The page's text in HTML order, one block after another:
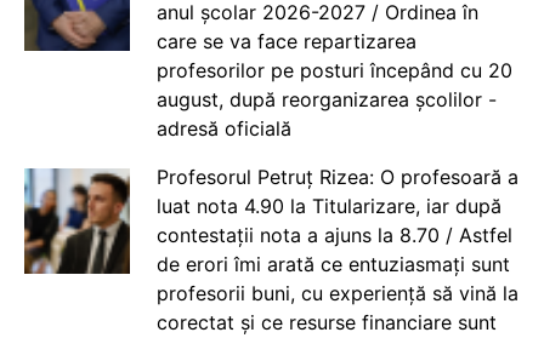
anul școlar 2026-2027 / Ordinea în
care se va face repartizarea
profesorilor pe posturi începând cu 20
august, după reorganizarea școlilor -
adresă oficială
Profesorul Petruț Rizea: O profesoară a
luat nota 4.90 la Titularizare, iar după
contestații nota a ajuns la 8.70 / Astfel
de erori îmi arată ce entuziasmați sunt
profesorii buni, cu experiență să vină la
corectat și ce resurse financiare sunt